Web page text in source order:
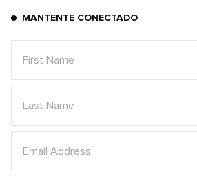
MANTENTE CONECTADO